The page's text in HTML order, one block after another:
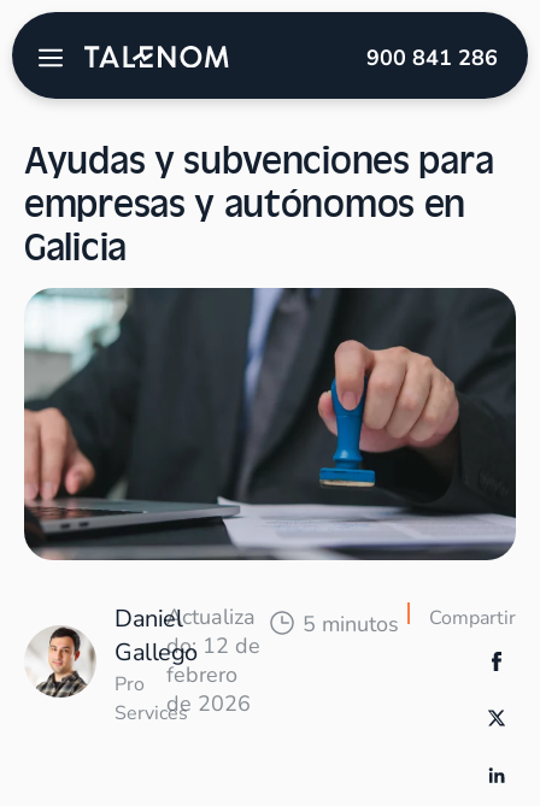
900 841 286
subvenciones para empresas y autónomos en Galicia
Ayudas y subvenciones para
empresas y autónomos en
Galicia
Daniel
Gallego
Pro
Services
Actualiza
do: 12 de
febrero
de 2026
5 minutos Compartir